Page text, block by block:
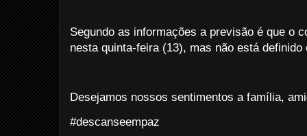
Segundo as informações a previsão é que o
nesta quinta-feira (13), mas não está
Desejamos nossos sentimentos a família,
#descanseempaz